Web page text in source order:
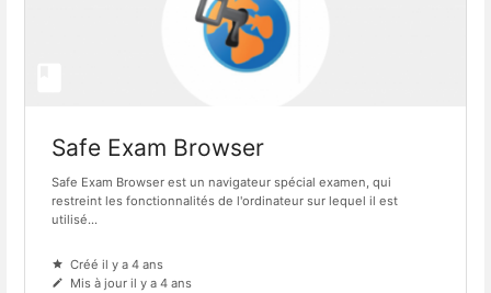
Safe Exam Browser
Safe Exam Browser est un navigateur spécial examen, qui
restreint les fonctionnalités de l'ordinateur sur lequel il est
utilisé...
Créé il y a 4 ans
Mis à jour il y a 4 ans